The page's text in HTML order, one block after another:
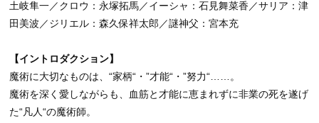
土岐隼一／クロウ：永塚拓馬／イーシャ：石見舞菜香／サリア：津
田美波／ジリエル：森久保祥太郎／謎神父：宮本充
【イントロダクション】
魔術に大切なものは、“家柄“・”才能“・”努力“……。
魔術を深く愛しながらも、血筋と才能に恵まれずに非業の死を遂げ
た“凡人“の魔術師。